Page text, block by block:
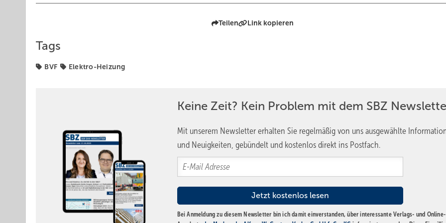
Teilen Link kopieren
Tags
BVF Elektro-Heizung
Keine Zeit? Kein Problem mit dem SBZ
Mit unserem Newsletter erhalten Sie regelmäßig von uns ausgewählte
und Neuigkeiten, gebündelt und kostenlos direkt ins Postfach.
Bei Anmeldung zu diesem Newsletter bin ich damit einverstanden, über interessante Verlags- und Online-